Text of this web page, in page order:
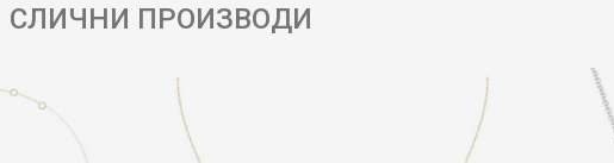
СЛИЧНИ ПРОИЗВОДИ